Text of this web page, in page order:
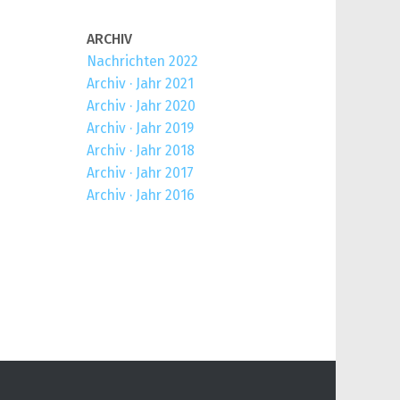
ARCHIV
Nachrichten 2022
Archiv · Jahr 2021
Archiv · Jahr 2020
Archiv · Jahr 2019
Archiv · Jahr 2018
Archiv · Jahr 2017
Archiv · Jahr 2016